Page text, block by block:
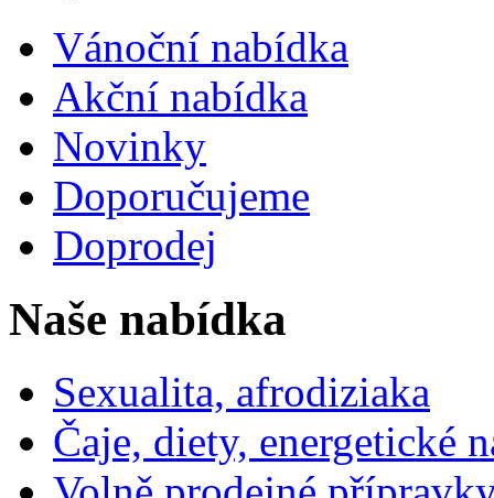
Vánoční nabídka
Akční nabídka
Novinky
Doporučujeme
Doprodej
Naše nabídka
Sexualita, afrodiziaka
Čaje, diety, energetické